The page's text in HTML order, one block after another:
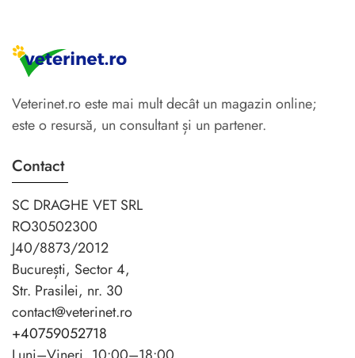
Veterinet.ro este mai mult decât un magazin online;
este o resursă, un consultant și un partener.
Contact
SC DRAGHE VET SRL
RO30502300
J40/8873/2012
București, Sector 4,
Str. Prasilei, nr. 30
contact@veterinet.ro
+40759052718